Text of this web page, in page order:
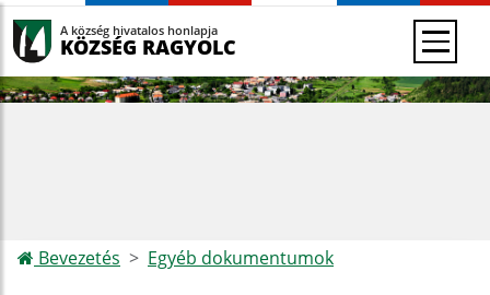
A község hivatalos honlapja
KÖZSÉG RAGYOLC
Bevezetés Egyéb dokumentumok